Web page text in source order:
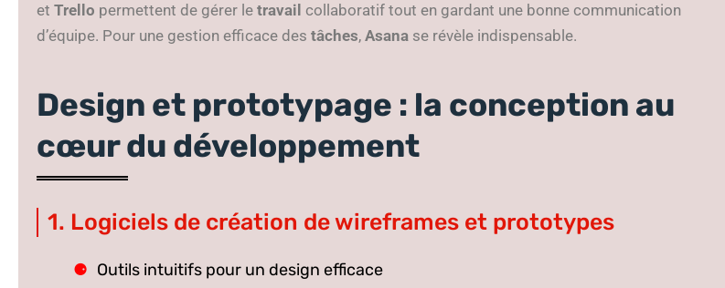
et Trello permettent de gérer le travail collaboratif tout en gardant une bonne communication
d’équipe. Pour une gestion efficace des tâches, Asana se révèle indispensable.
Design et prototypage : la conception au
cœur du développement
1. Logiciels de création de wireframes et prototypes
Outils intuitifs pour un design efficace